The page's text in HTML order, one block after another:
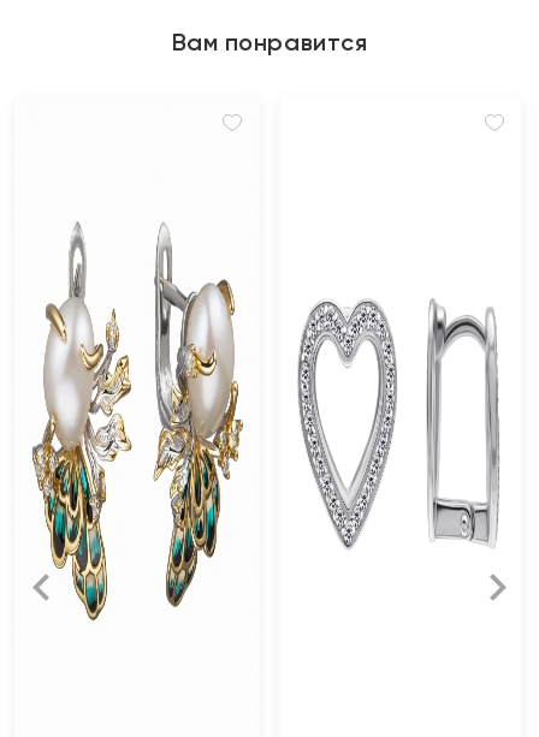
Вам понравится